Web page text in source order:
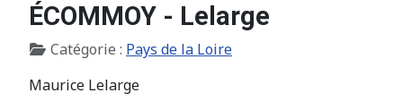
ÉCOMMOY - Lelarge
Détails
Catégorie : Pays de la Loire
Maurice Lelarge